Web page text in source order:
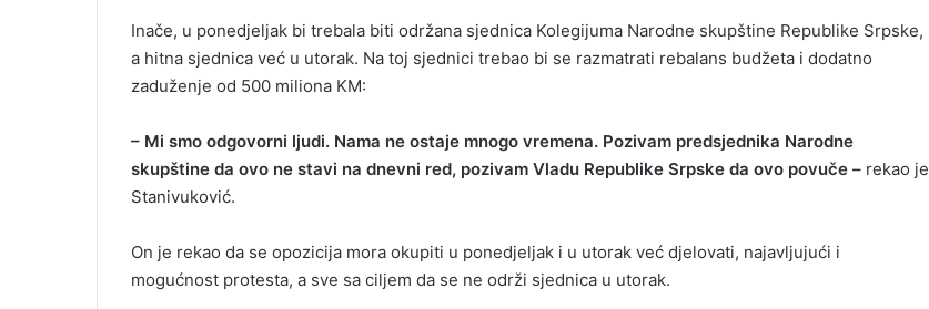
Inače, u ponedjeljak bi trebala biti održana sjednica Kolegijuma Narodne skupštine Republike Srpske,
a hitna sjednica već u utorak. Na toj sjednici trebao bi se razmatrati rebalans budžeta i dodatno
zaduženje od 500 miliona KM:
– Mi smo odgovorni ljudi. Nama ne ostaje mnogo vremena. Pozivam predsjednika Narodne
skupštine da ovo ne stavi na dnevni red, pozivam Vladu Republike Srpske da ovo povuče – rekao je
Stanivuković.
On je rekao da se opozicija mora okupiti u ponedjeljak i u utorak već djelovati, najavljujući i
mogućnost protesta, a sve sa ciljem da se ne održi sjednica u utorak.